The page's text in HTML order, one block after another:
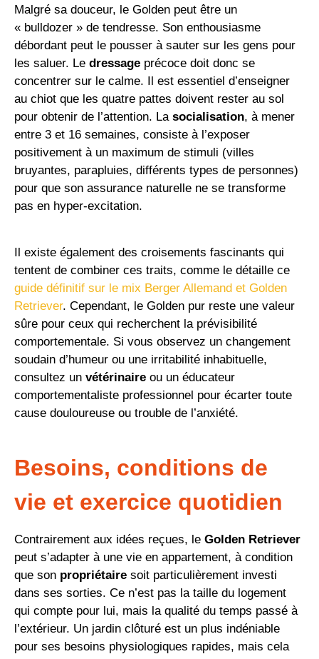
Malgré sa douceur, le Golden peut être un
« bulldozer » de tendresse. Son enthousiasme
débordant peut le pousser à sauter sur les gens pour
les saluer. Le dressage précoce doit donc se
concentrer sur le calme. Il est essentiel d’enseigner
au chiot que les quatre pattes doivent rester au sol
pour obtenir de l’attention. La socialisation, à mener
entre 3 et 16 semaines, consiste à l’exposer
positivement à un maximum de stimuli (villes
bruyantes, parapluies, différents types de personnes)
pour que son assurance naturelle ne se transforme
pas en hyper-excitation.
Il existe également des croisements fascinants qui
tentent de combiner ces traits, comme le détaille ce
guide définitif sur le mix Berger Allemand et Golden
Retriever. Cependant, le Golden pur reste une valeur
sûre pour ceux qui recherchent la prévisibilité
comportementale. Si vous observez un changement
soudain d’humeur ou une irritabilité inhabituelle,
consultez un vétérinaire ou un éducateur
comportementaliste professionnel pour écarter toute
cause douloureuse ou trouble de l’anxiété.
Besoins, conditions de
vie et exercice quotidien
Contrairement aux idées reçues, le Golden Retriever
peut s’adapter à une vie en appartement, à condition
que son propriétaire soit particulièrement investi
dans ses sorties. Ce n’est pas la taille du logement
qui compte pour lui, mais la qualité du temps passé à
l’extérieur. Un jardin clôturé est un plus indéniable
pour ses besoins physiologiques rapides, mais cela